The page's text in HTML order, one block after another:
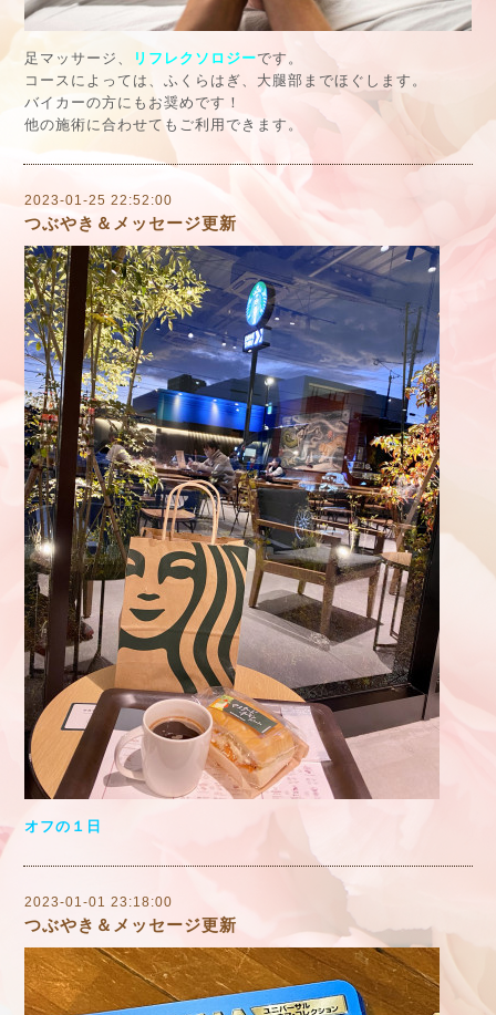
足マッサージ、 リフレクソロジーです。
コースによっては、ふくらはぎ、大腿部までほぐします。
バイカーの方にもお奨めです！
他の施術に合わせてもご利用できます。
2023-01-25 22:52:00
つぶやき＆メッセージ更新
オフの１日
2023-01-01 23:18:00
つぶやき＆メッセージ更新